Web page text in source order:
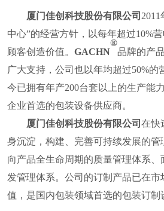
厦门佳创科技股份有限公司 2011
中心”的经营方针，以每年超过10%
顾客创造价值。 GACHN
®
品牌的产
广大支持，公司也以年均超过50%的
今已拥有年产200台套以上的生产能
企业首选的包装设备供应商。
厦门佳创科技股份有限公司 在快
身沉淀，构建、完善可持续发展的
向产品全生命周期的质量管理体系
发管理体系。公司的订制产品已在
值， 是国内包装领域首选的包装订制